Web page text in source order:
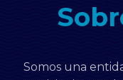
Somos una